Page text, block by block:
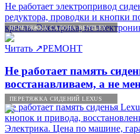
ПЕРЕТЯЖКА САЛОНА BENTLEY
ПЕРЕТЯЖКА СИДЕНИЙ LEXUS
Не работает электропривод
редуктора, проводки и кнопки
кресла. Электрика, не
Читать ↗РЕМОНТ
Не работает память
восстанавливаем, а не
Не работает память сиденья
кнопок и привода,
Электрика. Цена по машине,